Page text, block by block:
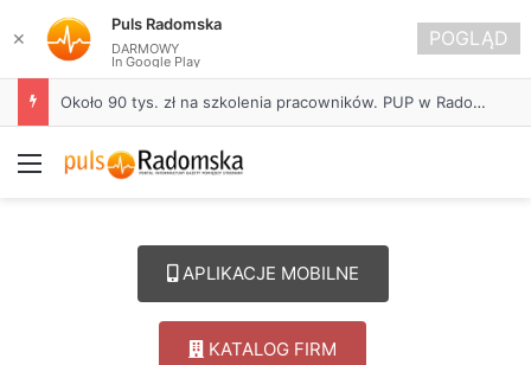
Około 90 tys. zł na szkolenia pracowników. PUP w Radomsku ogłasza nabór wniosków
Menu
APLIKACJE MOBILNE
KATALOG FIRM
✕
Puls Radomska
DARMOWY
In Google Play
POGLĄD